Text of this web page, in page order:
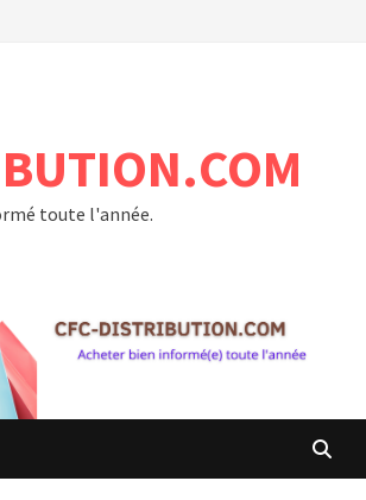
toute l'année.